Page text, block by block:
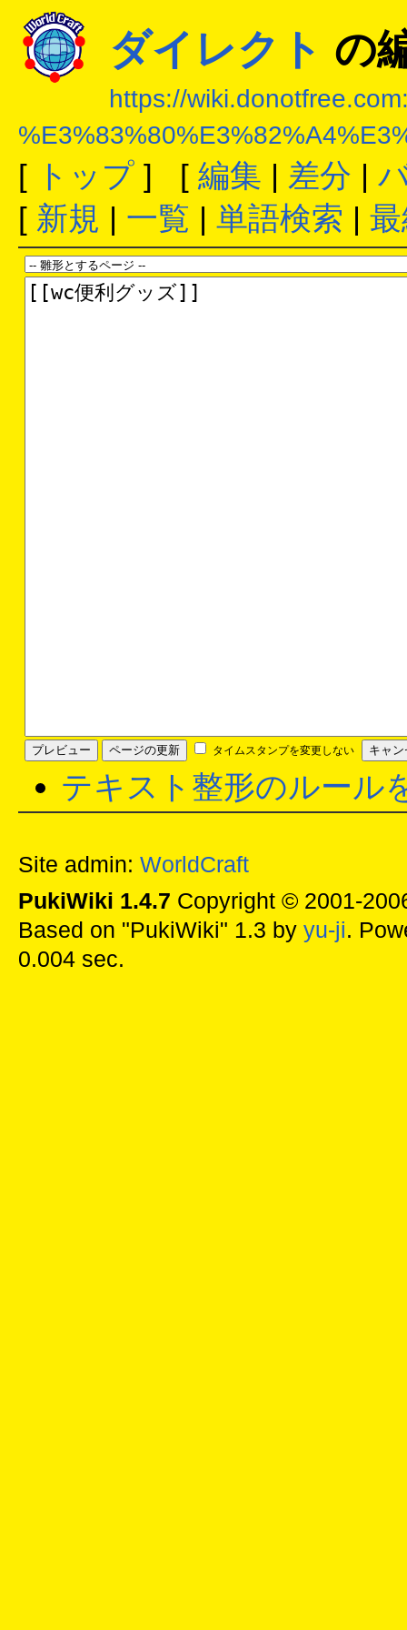
ダイレクト の
https://
[ トップ] [ 編集 | 差分 |
[ 新規 | 一覧 | 単語検索 |
タイムスタンプを変更しない
テキスト整形のルール
Site admin: WorldCraft
PukiWiki 1.4.7 Copyright © 2001-
Based on "PukiWiki" 1.3 by yu-ji.
0.004 sec.